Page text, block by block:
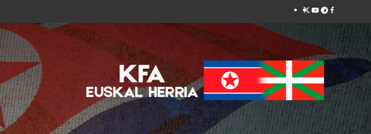
Twitter
YouTube
Telegram
Facebook